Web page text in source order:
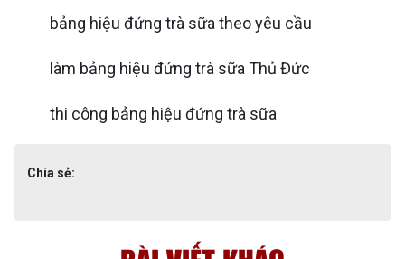
bảng hiệu đứng trà sữa theo yêu cầu
làm bảng hiệu đứng trà sữa Thủ Đức
thi công bảng hiệu đứng trà sữa
Chia sẻ: